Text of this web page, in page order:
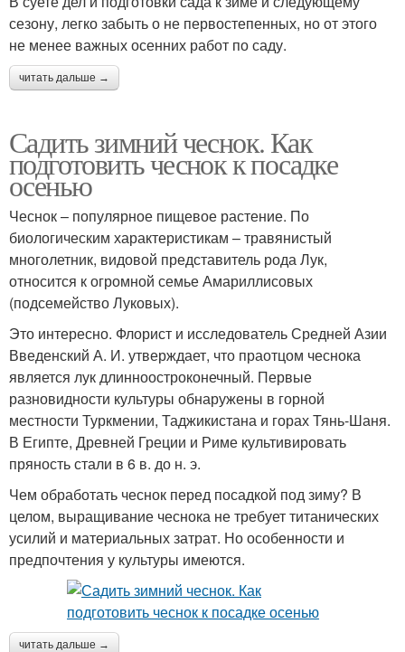
сезону, легко забыть о не первостепенных, но от этого
не менее важных осенних работ по саду.
читать дальше →
Садить зимний чеснок. Как
подготовить чеснок к посадке
осенью
Чеснок – популярное пищевое растение. По
биологическим характеристикам – травянистый
многолетник, видовой представитель рода Лук,
относится к огромной семье Амариллисовых
(подсемейство Луковых).
Это интересно. Флорист и исследователь Средней Азии
Введенский А. И. утверждает, что праотцом чеснока
является лук длинноостроконечный. Первые
разновидности культуры обнаружены в горной
местности Туркмении, Таджикистана и горах Тянь-Шаня.
В Египте, Древней Греции и Риме культивировать
пряность стали в 6 в. до н. э.
Чем обработать чеснок перед посадкой под зиму? В
целом, выращивание чеснока не требует титанических
усилий и материальных затрат. Но особенности и
предпочтения у культуры имеются.
читать дальше →